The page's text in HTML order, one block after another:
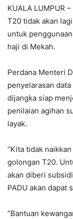
KUALA LUMPUR
T20 tidak akan
untuk
haji di Mekah.
Perdana Menteri
penyelarasan
dijangka siap
penilaian agihan
layak.
“Kita tidak
golongan T20.
akan diberi
PADU akan dapat
“Bantuan